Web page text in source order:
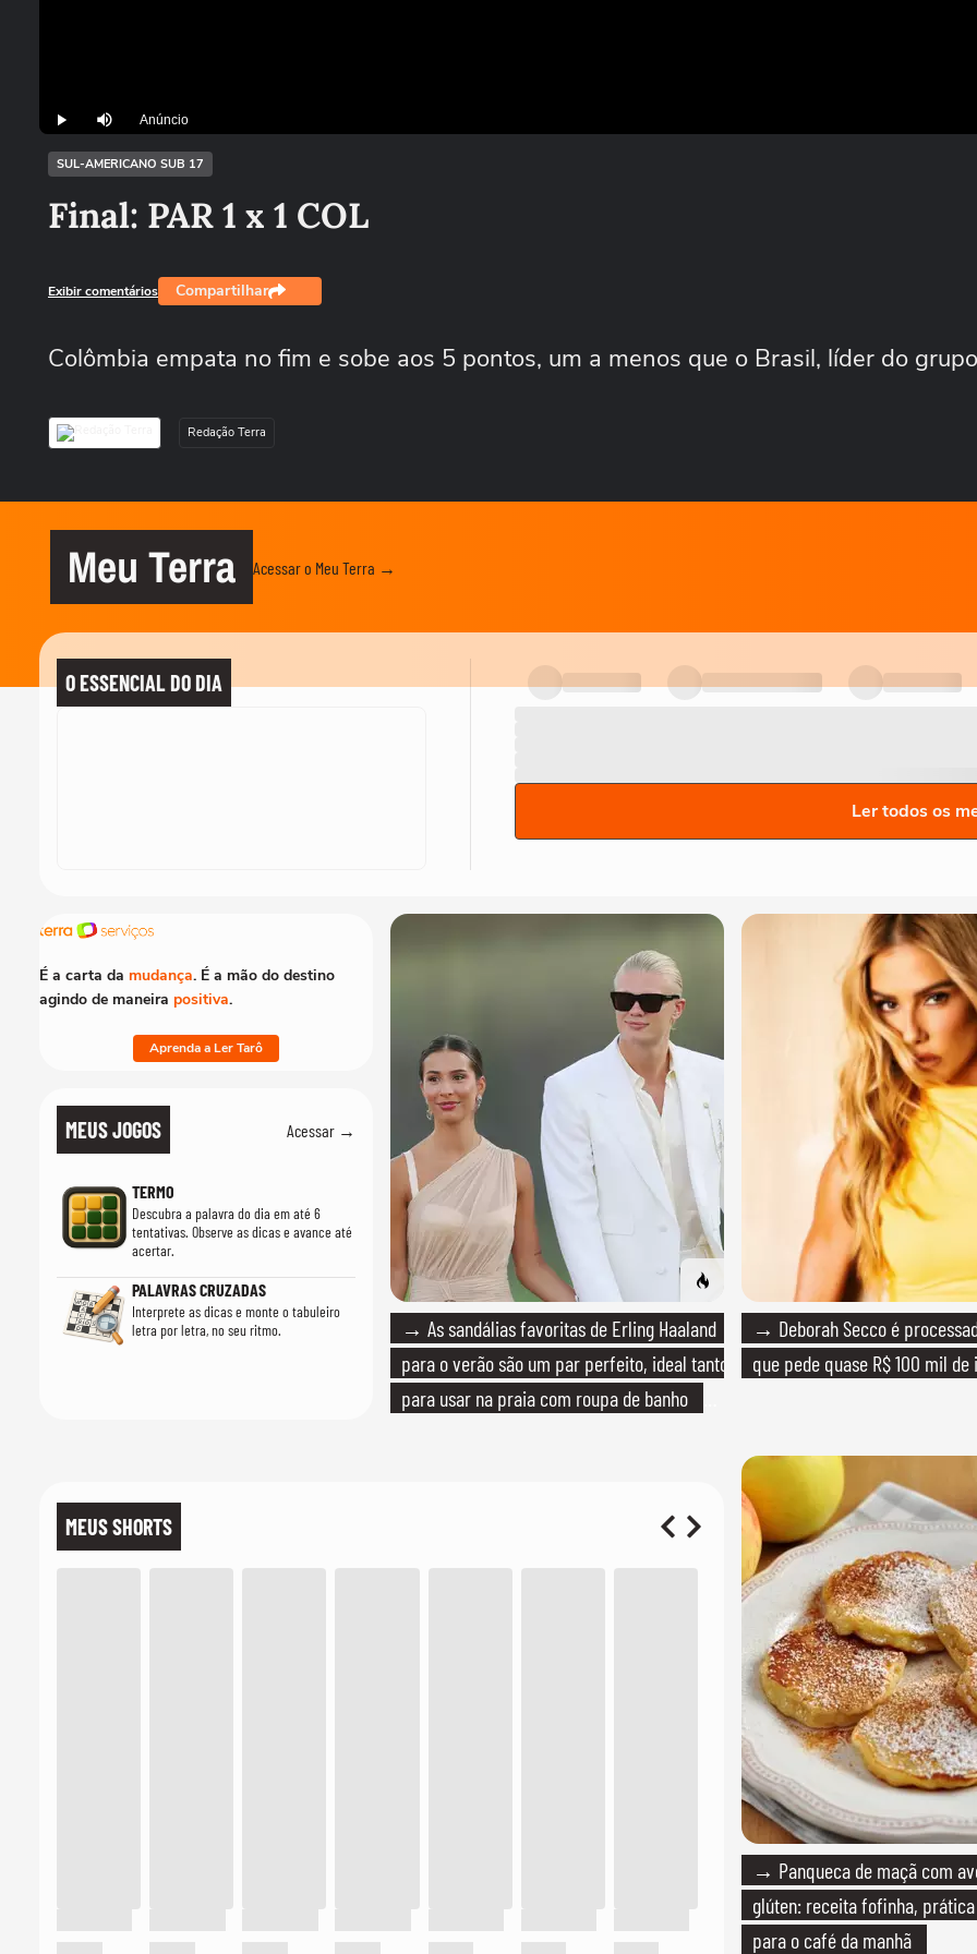
Play Mutar Anúncio
SUL-AMERICANO SUB 17
Final: PAR 1 x 1 COL
Exibir comentários Compartilhar
Colômbia empata no fim e sobe aos 5 pontos, um a menos que o Brasil, líder do
Redação Terra
Meu Terra Acessar o Meu Terra →
O ESSENCIAL DO DIA
Ler todos os
MEUS JOGOS Acessar →
TERMO
Descubra a palavra do dia em até 6
tentativas. Observe as dicas e avance até
acertar.
PALAVRAS CRUZADAS
Interprete as dicas e monte o tabuleiro
letra por letra, no seu ritmo.
→ As sandálias favoritas de Erling Haaland
para o verão são um par perfeito, ideal tanto
para usar na praia com roupa de banho
→ Deborah Secco é
que pede quase R$ 100 mil de
→ Panqueca de maçã com
glúten: receita fofinha,
para o café da manhã
MEUS SHORTS
É a carta da mudança. É a mão do destino
agindo de maneira positiva.
Aprenda a Ler Tarô